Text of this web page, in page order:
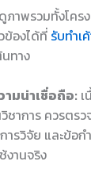
าพรวมทั้งโครง
ข้องได้ที่ รับทำเ
ทาง
มน่าเชื่อถือ:
ชาการ ควรตร
การวิจัย และข้
งานจริง